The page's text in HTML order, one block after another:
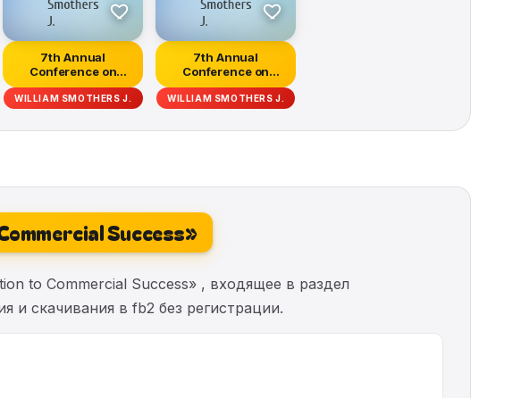
7th Annual
Conference on
Composites and
Advanced C...
WILLIAM SMOTHERS J.
7th Annual
Conference on
Composites and
Advanced C...
WILLIAM SMOTHERS J.
Success»
to Commercial Success» , входящее в раздел
и скачивания в fb2 без регистрации.